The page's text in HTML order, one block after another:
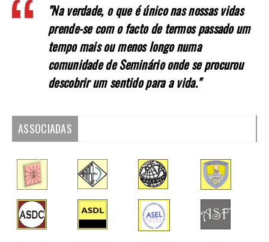
"Na verdade, o que é único nas nossas vidas
prende-se com o facto de termos passado um
tempo mais ou menos longo numa
comunidade de Seminário onde se procurou
descobrir um sentido para a vida."
ASSOCIADAS